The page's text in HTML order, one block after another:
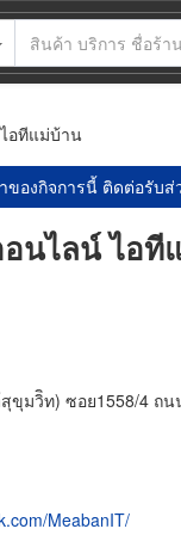
อทีแม่บ้าน
ของกิจการนี้ ติดต่อรับส่
นไลน์ ไอที
ขุมวิิท) ซอย1558/4 ถ
MeabanIT/